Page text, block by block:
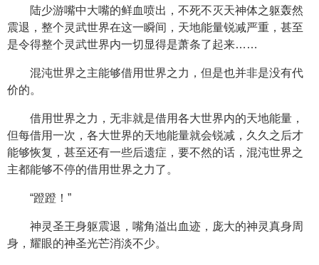
陆少游嘴中大嘴的鲜血喷出，不死不灭天神体之躯轰然
震退，整个灵武世界在这一瞬间，天地能量锐减严重，甚至
是令得整个灵武世界内一切显得是萧条了起来……
混沌世界之主能够借用世界之力，但是也并非是没有代
价的。
借用世界之力，无非就是借用各大世界内的天地能量，
但每借用一次，各大世界的天地能量就会锐减，久久之后才
能够恢复，甚至还有一些后遗症，要不然的话，混沌世界之
主都能够不停的借用世界之力了。
“蹬蹬！”
神灵圣王身躯震退，嘴角溢出血迹，庞大的神灵真身周
身，耀眼的神圣光芒消淡不少。